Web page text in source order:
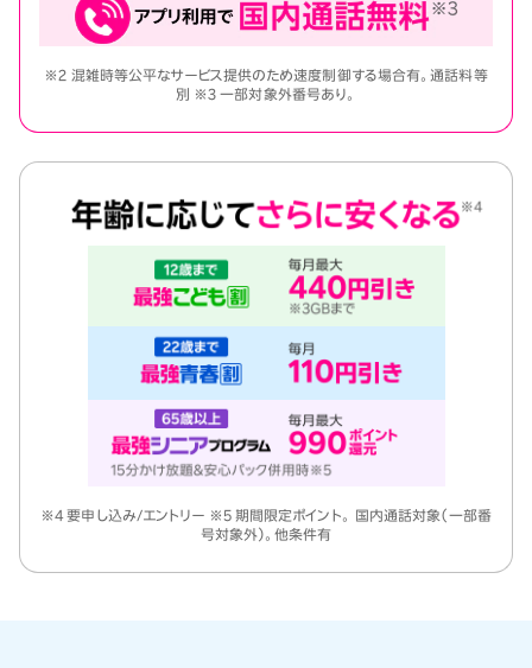
※2 混雑時等公平なサービス提供のため速度制御する場合有。通話料等
別 ※3 一部対象外番号あり。
※4 要申し込み/エントリー ※5 期間限定ポイント。 国内通話対象（一部番
号対象外）。他条件有